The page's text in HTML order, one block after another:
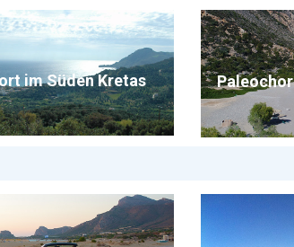
im Süden Kretas